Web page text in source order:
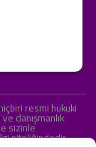
resmi hukuki
danışmanlık
sizinle
niteliğindedir.